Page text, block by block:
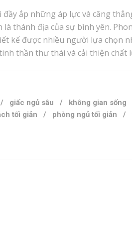
ắp những áp lực và căng
là thánh địa của sự bình yên.
kế được nhiều người lựa chọn
thần thư thái và cải thiện chất
giấc ngủ sâu / không gian sống
tối giản / phòng ngủ tối giản /